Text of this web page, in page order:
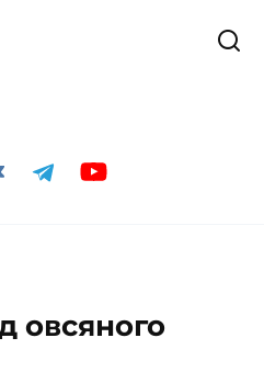
овсяного